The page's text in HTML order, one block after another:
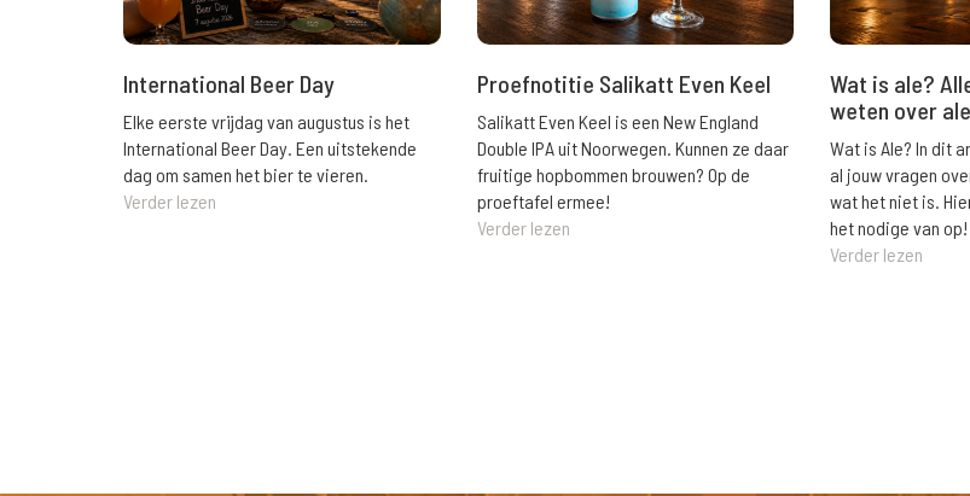
International Beer Day
Elke eerste vrijdag van augustus is het
International Beer Day. Een uitstekende
dag om samen het bier te vieren.
Verder lezen
Proefnotitie Salikatt Even Keel
Salikatt Even Keel is een New England
Double IPA uit Noorwegen. Kunnen ze daar
fruitige hopbommen brouwen? Op de
proeftafel ermee!
Verder lezen
Wat is ale?
weten over ale
Wat is Ale? In dit
al jouw vragen
wat het niet is.
het nodige van op!
Verder lezen